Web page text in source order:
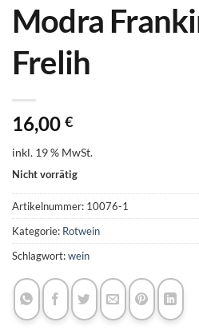
Modra
Frelih
16,00 €
inkl. 19 % MwSt.
Nicht vorrätig
Artikelnummer: 10076-1
Kategorie: Rotwein
Schlagwort:wein